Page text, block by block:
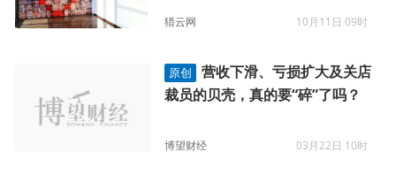
猎云网 10月11日 09时
原创
营收下滑、亏损扩大及关店
裁员的贝壳，真的要“碎”了吗？
博望财经 03月22日 10时